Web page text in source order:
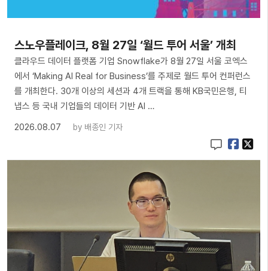
스노우플레이크, 8월 27일 ‘월드 투어 서울’ 개최
클라우드 데이터 플랫폼 기업 Snowflake가 8월 27일 서울 코엑스
에서 ‘Making AI Real for Business’를 주제로 월드 투어 컨퍼런스
를 개최한다. 30개 이상의 세션과 4개 트랙을 통해 KB국민은행, 티
냅스 등 국내 기업들의 데이터 기반 AI …
2026.08.07
by 배종인 기자